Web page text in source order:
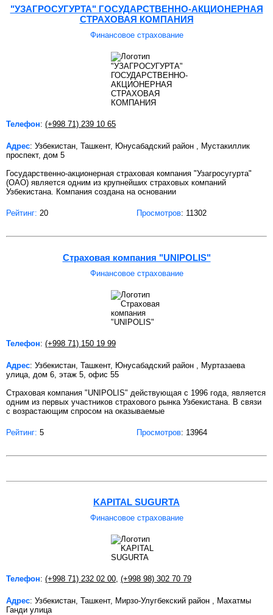
"УЗАГРОСУГУРТА" ГОСУДАРСТВЕННО-АКЦИОНЕРНАЯ
СТРАХОВАЯ КОМПАНИЯ
Финансовое страхование
Телефон: (+998 71) 239 10 65
Адрес: Узбекистан, Ташкент, Юнусабадский район , Мустакиллик
проспект, дом 5
Государственно-акционерная страховая компания "Узагросугурта"
(ОАО) является одним из крупнейших страховых компаний
Узбекистана. Компания создана на основании
Рейтинг: 20 Просмотров: 11302
Страховая компания "UNIPOLIS"
Финансовое страхование
Телефон: (+998 71) 150 19 99
Адрес: Узбекистан, Ташкент, Юнусабадский район , Муртазаева
улица, дом 6, этаж 5, офис 55
Страховая компания "UNIPOLIS" действующая с 1996 года, является
одним из первых участников страхового рынка Узбекистана. В связи
с возрастающим спросом на оказываемые
Рейтинг: 5 Просмотров: 13964
KAPITAL SUGURTA
Финансовое страхование
Телефон: (+998 71) 232 02 00 (+998 98) 302 70 79
Адрес: Узбекистан, Ташкент, Мирзо-Улугбекский район , Махатмы
Ганди улица